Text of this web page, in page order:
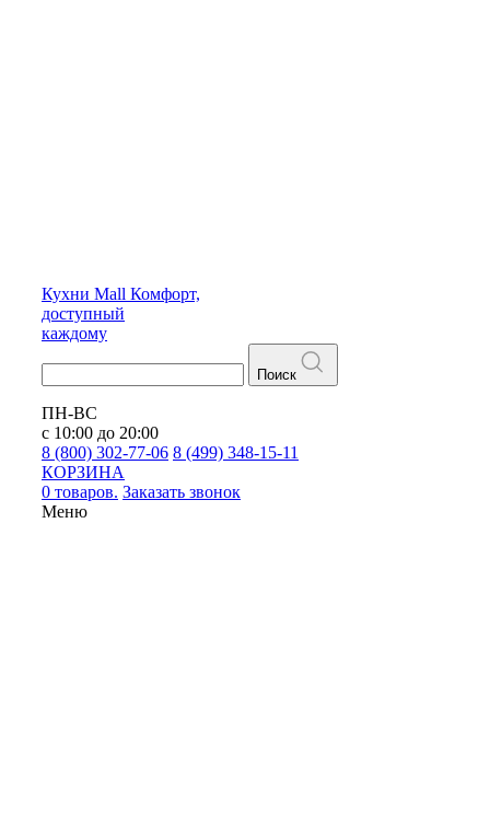
Кухни Mall Комфорт,
доступный
каждому
Поиск
ПН-ВС
с 10:00 до 20:00
8 (800) 302-77-06 8 (499) 348-15-11
КОРЗИНА
0 товаров. Заказать звонок
Меню